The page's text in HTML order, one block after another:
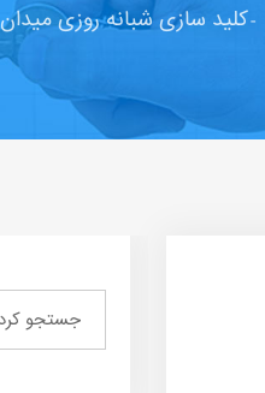
کلید سازی شبانه روزی میدان